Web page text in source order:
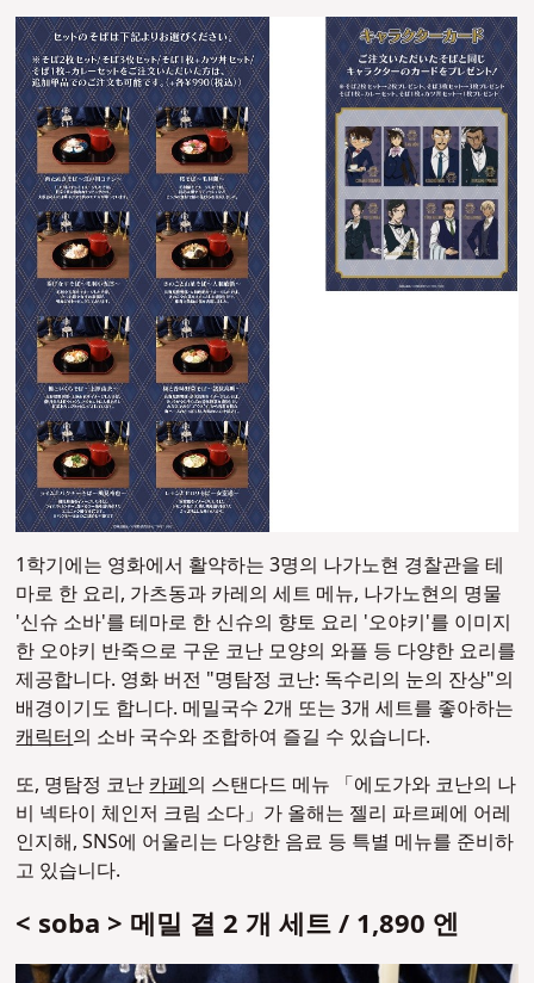
1학기에는 영화에서 활약하는 3명의 나가노현 경찰관을 테
마로 한 요리, 가츠동과 카레의 세트 메뉴, 나가노현의 명물
'신슈 소바'를 테마로 한 신슈의 향토 요리 '오야키'를 이미지
한 오야키 반죽으로 구운 코난 모양의 와플 등 다양한 요리를
제공합니다. 영화 버전 "명탐정 코난: 독수리의 눈의 잔상"의
배경이기도 합니다. 메밀국수 2개 또는 3개 세트를 좋아하는
캐릭터의 소바 국수와 조합하여 즐길 수 있습니다.
또, 명탐정 코난카페의 스탠다드 메뉴 「에도가와 코난의 나
비 넥타이 체인저 크림 소다」가 올해는 젤리 파르페에 어레
인지해, SNS에 어울리는 다양한 음료 등 특별 메뉴를 준비하
고 있습니다.
< soba > 메밀 곁 2 개 세트 / 1,890 엔